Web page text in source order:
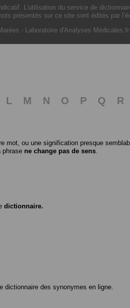
L'utilisation du service de
présentés sur ce site sont édités par
- Laboratoire d'Analyses Médicales.fr
L M N O P Q R
mot, ou une signification presque
phrase ne change pas de sens
dictionnaire.
dictionnaire des synonymes en ligne.